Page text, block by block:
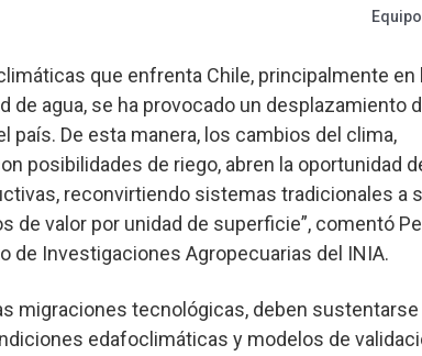
que enfrenta Chile, principalmente en
agua, se ha provocado un desplazamiento
De esta manera, los cambios del clima,
posibilidades de riego, abren la oportunidad
reconvirtiendo sistemas tradicionales a
valor por unidad de superficie”, comentó
de Investigaciones Agropecuarias del INIA.
migraciones tecnológicas, deben sustentarse
edafoclimáticas y modelos de